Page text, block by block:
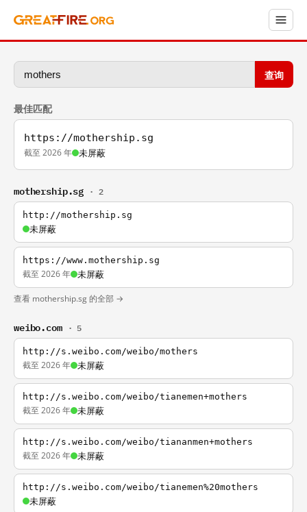
查询
最佳匹配
https://mothership.sg
截至 2026 年 未屏蔽
mothership.sg · 2
http://mothership.sg
未屏蔽
https://www.mothership.sg
截至 2026 年 未屏蔽
查看 mothership.sg 的全部 →
weibo.com · 5
http://s.weibo.com/weibo/mothers
截至 2026 年 未屏蔽
http://s.weibo.com/weibo/tianemen+mothers
截至 2026 年 未屏蔽
http://s.weibo.com/weibo/tiananmen+mothers
截至 2026 年 未屏蔽
http://s.weibo.com/weibo/tianemen%20mothers
未屏蔽